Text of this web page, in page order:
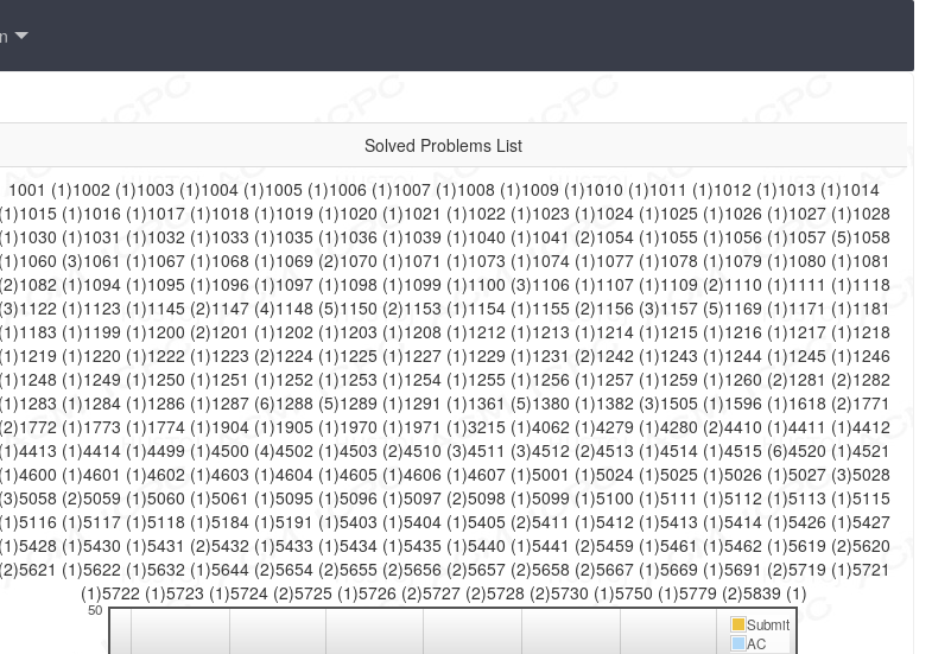
Solved Problems List
1001 (1)1002 (1)1003 (1)1004 (1)1005 (1)1006 (1)1007 (1)1008 (1)1009 (1)1010 (1)1011 (1)1012 (1)1013 (1)1014
(1)1015 (1)1016 (1)1017 (1)1018 (1)1019 (1)1020 (1)1021 (1)1022 (1)1023 (1)1024 (1)1025 (1)1026 (1)1027 (1)1028
(1)1030 (1)1031 (1)1032 (1)1033 (1)1035 (1)1036 (1)1039 (1)1040 (1)1041 (2)1054 (1)1055 (1)1056 (1)1057 (5)1058
(1)1060 (3)1061 (1)1067 (1)1068 (1)1069 (2)1070 (1)1071 (1)1073 (1)1074 (1)1077 (1)1078 (1)1079 (1)1080 (1)1081
(2)1082 (1)1094 (1)1095 (1)1096 (1)1097 (1)1098 (1)1099 (1)1100 (3)1106 (1)1107 (1)1109 (2)1110 (1)1111 (1)1118
(3)1122 (1)1123 (1)1145 (2)1147 (4)1148 (5)1150 (2)1153 (1)1154 (1)1155 (2)1156 (3)1157 (5)1169 (1)1171 (1)1181
(1)1183 (1)1199 (1)1200 (2)1201 (1)1202 (1)1203 (1)1208 (1)1212 (1)1213 (1)1214 (1)1215 (1)1216 (1)1217 (1)1218
(1)1219 (1)1220 (1)1222 (1)1223 (2)1224 (1)1225 (1)1227 (1)1229 (1)1231 (2)1242 (1)1243 (1)1244 (1)1245 (1)1246
(1)1248 (1)1249 (1)1250 (1)1251 (1)1252 (1)1253 (1)1254 (1)1255 (1)1256 (1)1257 (1)1259 (1)1260 (2)1281 (2)1282
(1)1283 (1)1284 (1)1286 (1)1287 (6)1288 (5)1289 (1)1291 (1)1361 (5)1380 (1)1382 (3)1505 (1)1596 (1)1618 (2)1771
(2)1772 (1)1773 (1)1774 (1)1904 (1)1905 (1)1970 (1)1971 (1)3215 (1)4062 (1)4279 (1)4280 (2)4410 (1)4411 (1)4412
(1)4413 (1)4414 (1)4499 (1)4500 (4)4502 (1)4503 (2)4510 (3)4511 (3)4512 (2)4513 (1)4514 (1)4515 (6)4520 (1)4521
(1)4600 (1)4601 (1)4602 (1)4603 (1)4604 (1)4605 (1)4606 (1)4607 (1)5001 (1)5024 (1)5025 (1)5026 (1)5027 (3)5028
(3)5058 (2)5059 (1)5060 (1)5061 (1)5095 (1)5096 (1)5097 (2)5098 (1)5099 (1)5100 (1)5111 (1)5112 (1)5113 (1)5115
(1)5116 (1)5117 (1)5118 (1)5184 (1)5191 (1)5403 (1)5404 (1)5405 (2)5411 (1)5412 (1)5413 (1)5414 (1)5426 (1)5427
(1)5428 (1)5430 (1)5431 (2)5432 (1)5433 (1)5434 (1)5435 (1)5440 (1)5441 (2)5459 (1)5461 (1)5462 (1)5619 (2)5620
(2)5621 (1)5622 (1)5632 (1)5644 (2)5654 (2)5655 (2)5656 (2)5657 (2)5658 (2)5667 (1)5669 (1)5691 (2)5719 (1)5721
(1)5722 (1)5723 (1)5724 (2)5725 (1)5726 (2)5727 (2)5728 (2)5730 (1)5750 (1)5779 (2)5839 (1)
50
Submit
AC